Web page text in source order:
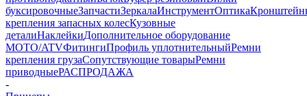
буксировочныеЗапчастиЗеркалаИнструментОптика
крепления запасных колесКузовные
деталиНаклейкиДополнительное оборудование
MOTO/ATVФитингиПрофиль уплотнительныйРемни
крепления грузаСопутствующие товарыРемни
приводныеРАСПРОДАЖА
-